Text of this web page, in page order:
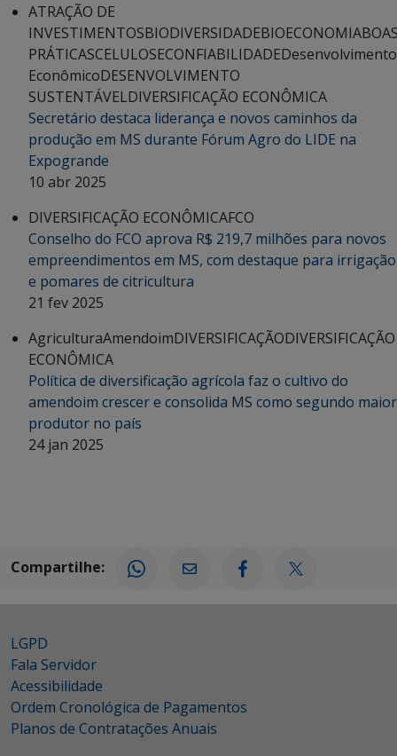
ATRAÇÃO DE
INVESTIMENTOSBIODIVERSIDADEBIOECONOMIA
PRÁTICASCELULOSECONFIABILIDADEDesenvolvimento
EconômicoDESENVOLVIMENTO
SUSTENTÁVELDIVERSIFICAÇÃO ECONÔMICA
Secretário destaca liderança e novos caminhos da
produção em MS durante Fórum Agro do LIDE na
Expogrande
10 abr 2025
DIVERSIFICAÇÃO ECONÔMICAFCO
Conselho do FCO aprova R$ 219,7 milhões para novos
empreendimentos em MS, com destaque para irrigação
e pomares de citricultura
21 fev 2025
AgriculturaAmendoimDIVERSIFICAÇÃODIVERSIFICAÇÃO
ECONÔMICA
Política de diversificação agrícola faz o cultivo do
amendoim crescer e consolida MS como segundo maior
produtor no país
24 jan 2025
Compartilhe:
LGPD
Fala Servidor
Acessibilidade
Ordem Cronológica de Pagamentos
Planos de Contratações Anuais